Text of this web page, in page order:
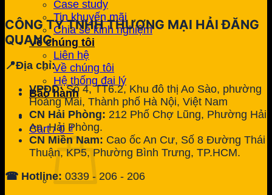
Case study
Tin khuyến mãi
Chia sẻ kinh nghiệm
Về chúng tôi
Liên hệ
Về chúng tôi
Hệ thống đại lý
Bảo hành
Cart /0 ₫
CÔNG TY TNHH THƯƠNG MẠI HẢI ĐĂNG
QUANG
📍Địa chỉ:
VPĐD:Số 4, TT6.2, Khu đô thị Ao Sào, phường
Hoàng Mai, Thành phố Hà Nội, Việt Nam
CN Hải Phòng: 212 Phố Chợ Lũng, Phường Hải
An, Hải Phòng.
CN Miền Nam: Cao ốc An Cư, Số 8 Đường Thái
Thuận, KP5, Phường Bình Trưng, TP.HCM.
☎ Hotline: 0339 - 206 - 206